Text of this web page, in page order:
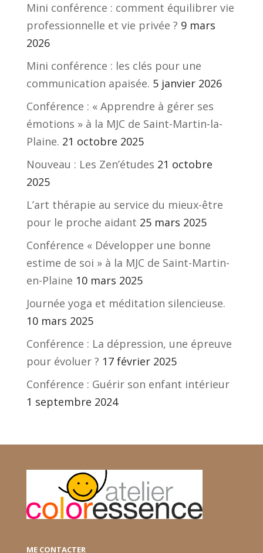
Mini conférence : comment équilibrer vie
professionnelle et vie privée ? 9 mars
2026
Mini conférence : les clés pour une
communication apaisée. 5 janvier 2026
Conférence : « Apprendre à gérer ses
émotions » à la MJC de Saint-Martin-la-
Plaine. 21 octobre 2025
Nouveau : Les Zen’études 21 octobre
2025
L’art thérapie au service du mieux-être
pour le proche aidant 25 mars 2025
Conférence « Développer une bonne
estime de soi » à la MJC de Saint-Martin-
en-Plaine 10 mars 2025
Journée yoga et méditation silencieuse.
10 mars 2025
Conférence : La dépression, une épreuve
pour évoluer ? 17 février 2025
Conférence : Guérir son enfant intérieur
1 septembre 2024
ME CONTACTER